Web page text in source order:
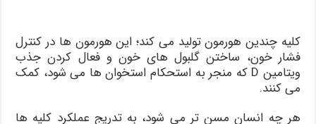
کلیه چندین هورمون تولید می کند؛ این هورمون ها در کنترل
فشار خون، ساختن گلبول های خون و فعال کردن جذب
ویتامین D که منجر به استحکام استخوان ها می شود، کمک
می کنند.
هر چه انسان مسن تر می شود، به تدریج عملکرد کلیه ها